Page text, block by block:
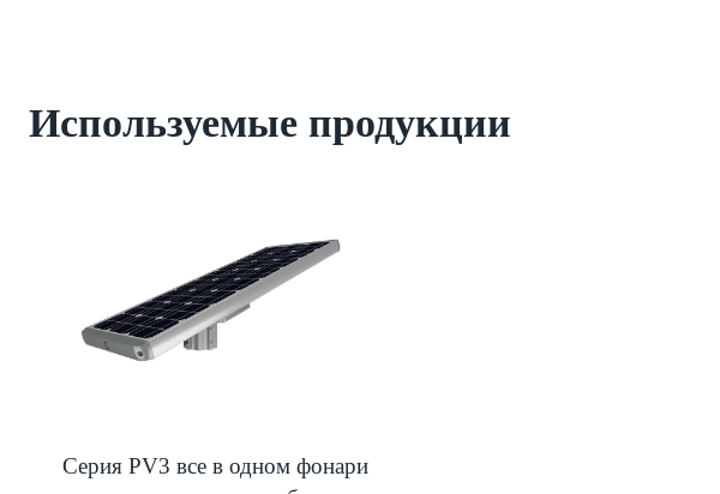
Используемые продукции
Серия PV3 все в одном фонари